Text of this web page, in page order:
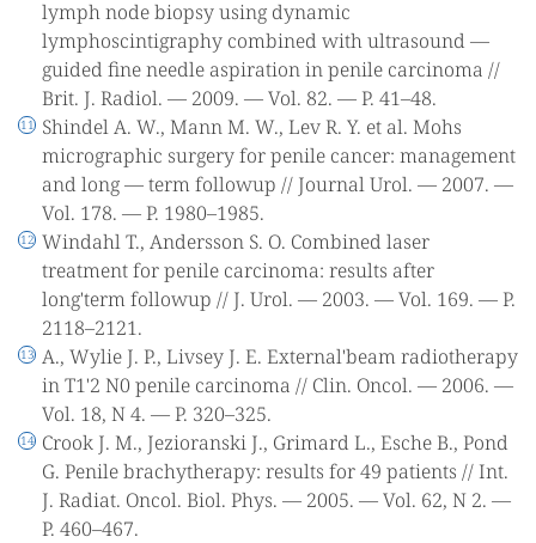
lymph node biopsy using dynamic
lymphoscintigraphy combined with ultrasound —
guided fine needle aspiration in penile carcinoma //
Brit. J. Radiol. — 2009. — Vol. 82. — P. 41–48.
Shindel A. W., Mann M. W., Lev R. Y. et al. Mohs
micrographic surgery for penile cancer: management
and long — term followup // Journal Urol. — 2007. —
Vol. 178. — P. 1980–1985.
Windahl T., Andersson S. O. Combined laser
treatment for penile carcinoma: results after
long'term followup // J. Urol. — 2003. — Vol. 169. — P.
2118–2121.
A., Wylie J. P., Livsey J. E. External'beam radiotherapy
in T1'2 N0 penile carcinoma // Clin. Oncol. — 2006. —
Vol. 18, N 4. — P. 320–325.
Crook J. M., Jezioranski J., Grimard L., Esche B., Pond
G. Penile brachytherapy: results for 49 patients // Int.
J. Radiat. Oncol. Biol. Phys. — 2005. — Vol. 62, N 2. —
P. 460–467.